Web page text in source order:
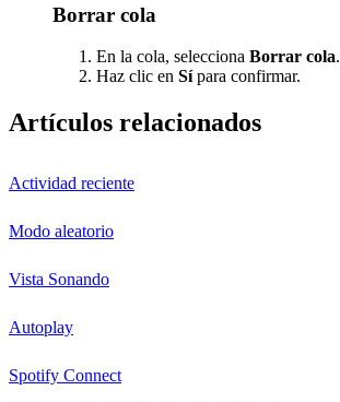
Borrar cola
En la cola, selecciona Borrar cola.
Haz clic en Sípara confirmar.
Artículos relacionados
Actividad reciente
Modo aleatorio
Vista Sonando
Autoplay
Spotify Connect